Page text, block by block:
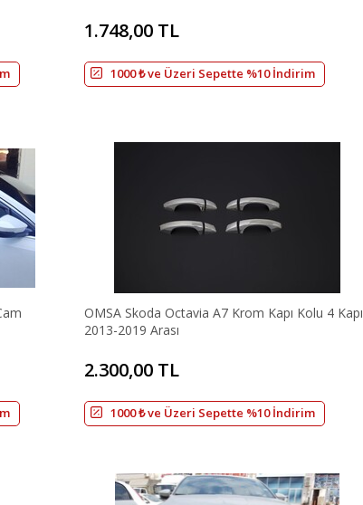
1.748,00 TL
1000 ₺ ve Üzeri Sepette %10 İndirim
OMSA Skoda Octavia A7 Krom Kapı Kolu 4 Kapı
2013-2019 Arası
2.300,00 TL
1000 ₺ ve Üzeri Sepette %10 İndirim